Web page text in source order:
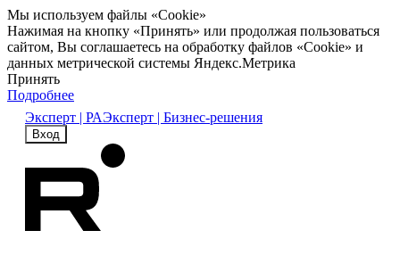
Мы используем файлы «Cookie»
Нажимая на кнопку «Принять» или продолжая пользоваться
сайтом, Вы соглашаетесь на обработку файлов «Cookie» и
данных метрической системы Яндекс.Метрика
Принять
Подробнее
Эксперт | РАЭксперт | Бизнес-решения
Вход